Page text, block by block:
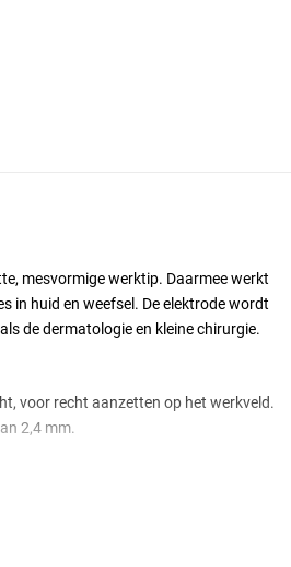
mesvormige werktip. Daarmee werkt
in huid en weefsel. De elektrode wordt
de dermatologie en kleine chirurgie.
voor recht aanzetten op het werkveld.
2,4 mm.
die de stroom
regelt het vermogen traploos: